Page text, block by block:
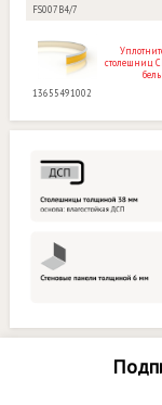
FS007B4/7
13655491002
столешниц